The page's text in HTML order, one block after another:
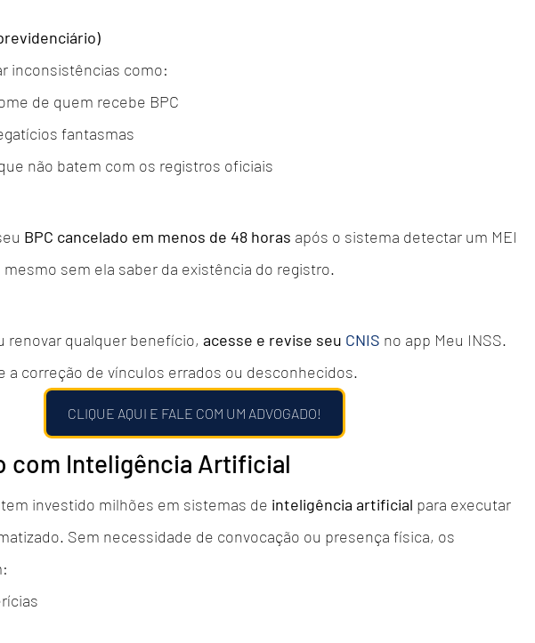
inconsistências como:
de quem recebe BPC
fantasmas
não batem com os registros oficiais
BPC cancelado em menos de 48 horas após o sistema detectar um MEI
sem ela saber da existência do registro.
renovar qualquer benefício, acesse e revise seu CNIS no app Meu INSS.
a correção de vínculos errados ou desconhecidos.
CLIQUE AQUI E FALE COM UM ADVOGADO!
com Inteligência Artificial
tem investido milhões em sistemas de inteligência artificial para executar
Sem necessidade de convocação ou presença física, os